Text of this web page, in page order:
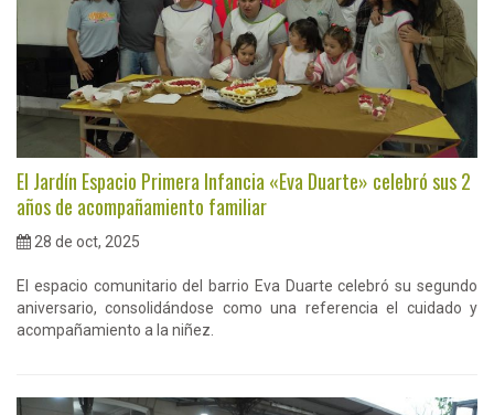
El Jardín Espacio Primera Infancia «Eva Duarte» celebró sus 2
años de acompañamiento familiar
28 de oct, 2025
El espacio comunitario del barrio Eva Duarte celebró su segundo
aniversario, consolidándose como una referencia el cuidado y
acompañamiento a la niñez.